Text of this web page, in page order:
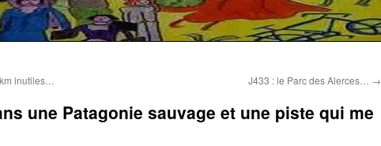
inutiles… J433 : le Parc des Alerces… →
une Patagonie sauvage et une piste qui me